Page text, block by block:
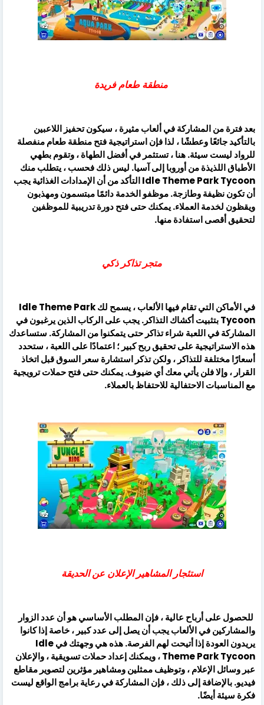
منطقة طعام فريدة
بعد فترة من المشاركة في ألعاب مثيرة ، سيكون تحفيز اللاعبين
بالتأكيد جائعًا وعطشًا ، لذا فإن استراتيجية فتح منطقة طعام منفصلة
للرواد ليست سيئة. هنا ، تستثمر في أفضل الطهاة ، وتقوم بطهي
الأطباق اللذيذة من أوروبا إلى آسيا. ليس ذلك فحسب ، يتطلب منك
Idle Theme Park Tycoon التأكد من أن الإمدادات الغذائية يجب
أن تكون نظيفة وطازجة. موظفو الخدمة دائمًا مبتسمون ومهذبون
ويقظون لخدمة العملاء. يمكنك حتى فتح دورة تدريبية للموظفين
لتحقيق أقصى استفادة منها.
متجر تذاكر ذكي
في الأماكن التي تقام فيها الألعاب ، يسمح لك Idle Theme Park
Tycoon بتثبيت أكشاك التذاكر. يجب على الركاب الذين يرغبون في
المشاركة في اللعبة شراء تذاكر حتى يتمكنوا من المشاركة. ستساعدك
هذه الاستراتيجية على تحقيق ربح كبير ؛ اعتمادًا على اللعبة ، ستحدد
أسعارًا مختلفة للتذاكر ، ولكن تذكر استشارة سعر السوق قبل اتخاذ
القرار ، وإلا فلن يأتي معك أي ضيوف. يمكنك حتى فتح حملات ترويجية
مع المناسبات الاحتفالية للاحتفاظ بالعملاء.
استئجار المشاهير الإعلان عن الحديقة
للحصول على أرباح عالية ، فإن المطلب الأساسي هو أن عدد الزوار
والمشاركين في الألعاب يجب أن يصل إلى عدد كبير ، خاصة إذا كانوا
يريدون العودة إذا أتيحت لهم الفرصة. هذه هي وجهتك في Idle
Theme Park Tycoon ، ويمكنك إعداد حملات تسويقية ، والإعلان
عبر وسائل الإعلام ، وتوظيف ممثلين ومشاهير مؤثرين لتصوير مقاطع
فيديو. بالإضافة إلى ذلك ، فإن المشاركة في رعاية برامج الواقع ليست
فكرة سيئة أيضًا.